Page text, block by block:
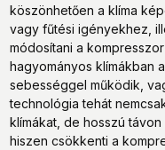
köszönhetően a klíma
vagy fűtési igényekhez,
módosítani a
hagyományos klímákban
sebességgel működik,
technológia tehát
klímákat, de hosszú
hiszen csökkenti a